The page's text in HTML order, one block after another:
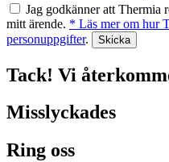
Jag godkänner att Thermia
mitt ärende. * Läs mer om hur
personuppgifter.
Tack! Vi
Misslyckades
Ring oss